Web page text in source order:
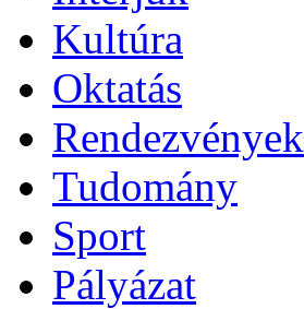
Kultúra
Oktatás
Rendezvények
Tudomány
Sport
Pályázat